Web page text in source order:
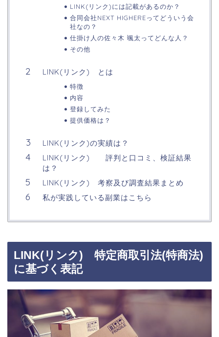
LINK(リンク)には記載があるのか？
合同会社NEXT HIGHEREってどういう会
社なの？
仕掛け人の佐々木 颯太ってどんな人？
その他
LINK(リンク) とは
特徴
内容
登録してみた
提供価格は？
LINK(リンク)の実績は？
LINK(リンク) 評判と口コミ、検証結果
は？
LINK(リンク) 考察及び調査結果まとめ
私が実践している副業はこちら
LINK(リンク) 特定商取引法(特商法)
に基づく表記